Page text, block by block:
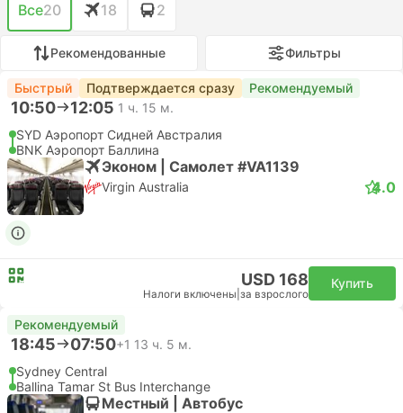
Все20 18 2
Рекомендованные Фильтры
Быстрый Подтверждается сразу Рекомендуемый
10:50 12:05 1 ч. 15 м.
SYD Аэропорт Сидней Австралия
BNK Аэропорт Баллина
Эконом | Самолет #VA1139
Virgin Australia 4.0
USD 168
Налоги включены за взрослого
Купить
Рекомендуемый
18:45 07:50+1 13 ч. 5 м.
Sydney Central
Ballina Tamar St Bus Interchange
Местный | Автобус